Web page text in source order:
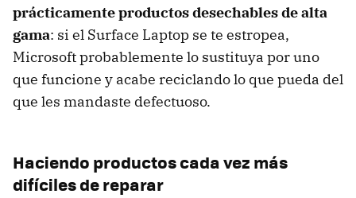
prácticamente productos desechables de alta
gama: si el Surface Laptop se te estropea,
Microsoft probablemente lo sustituya por uno
que funcione y acabe reciclando lo que pueda del
que les mandaste defectuoso.
Haciendo productos cada vez más
difíciles de reparar